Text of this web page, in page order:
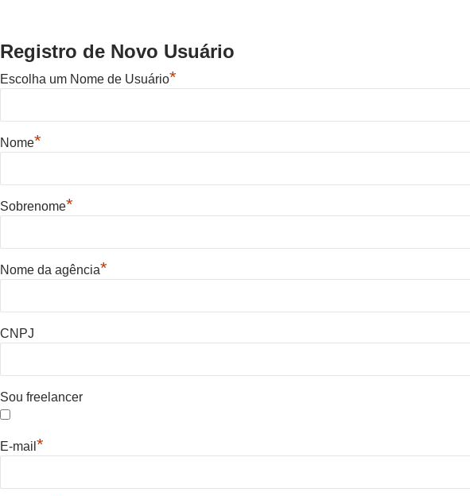
Registro de Novo Usuário
Escolha um Nome de Usuário*
Nome*
Sobrenome*
Nome da agência*
CNPJ
Sou freelancer
E-mail *